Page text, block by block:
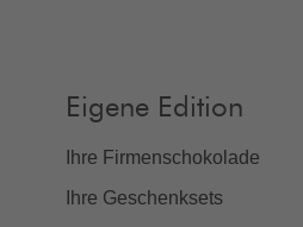
Eigene Edition
Ihre Firmenschokolade
Ihre Geschenksets